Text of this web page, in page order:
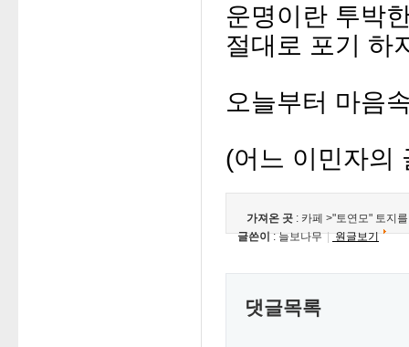
운명이란 투박
절대로 포기 하
오늘부터 마음
(어느 이민자의
가져온 곳 : 카페 >"토연모" 토지
글쓴이: 늘보나무 | 원글보기
댓글목록